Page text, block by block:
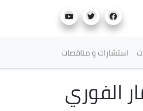
استشارات و مناقصات
الفوري